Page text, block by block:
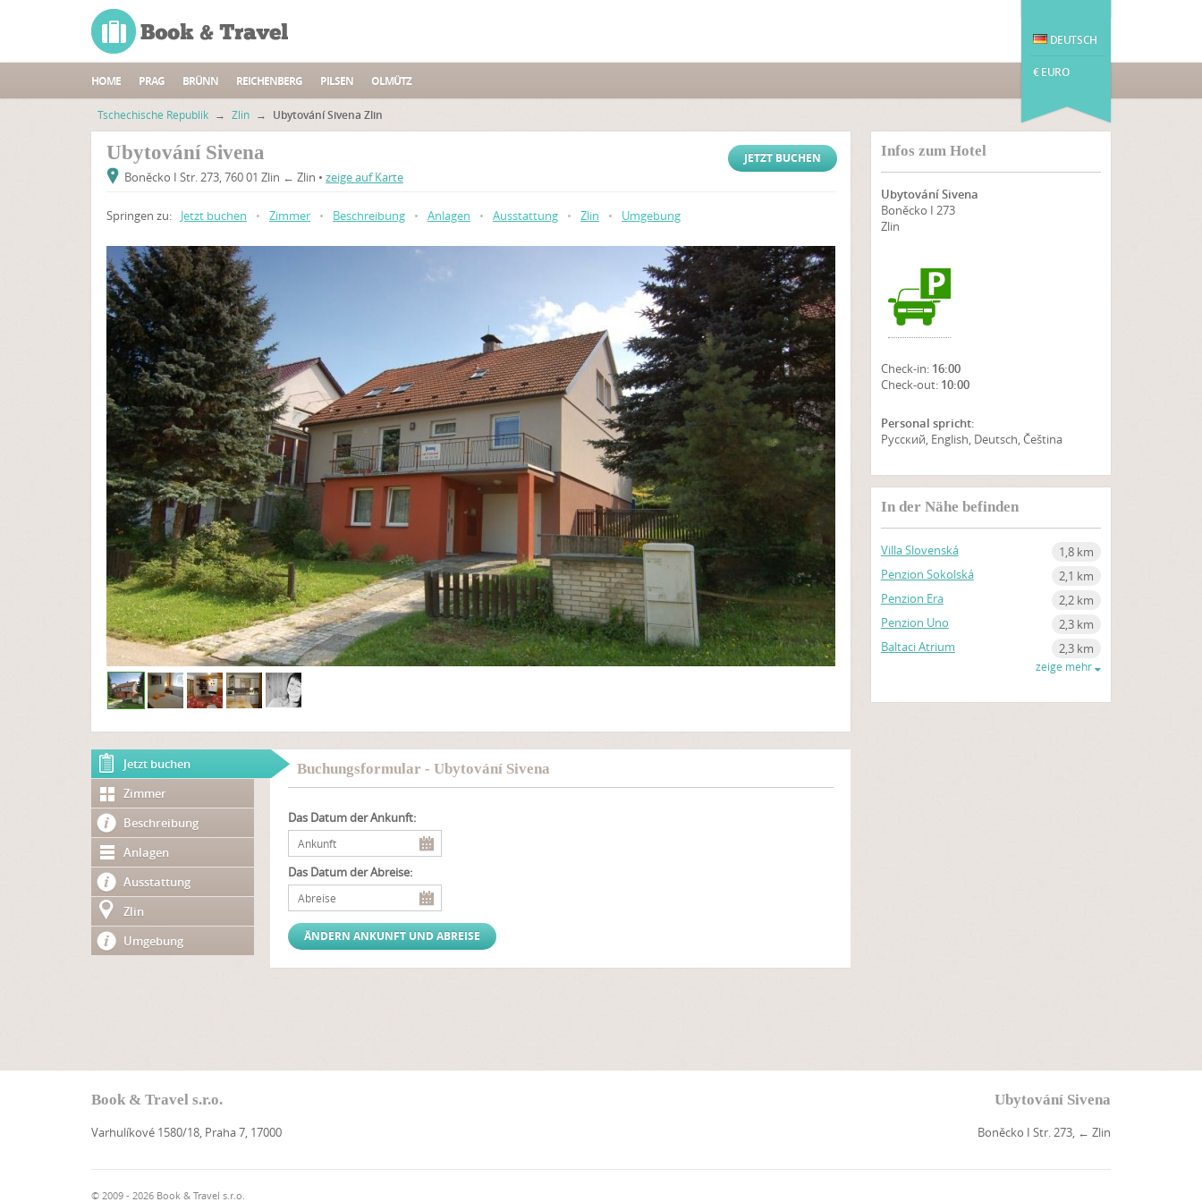
DEUTSCH
€ EURO
HOME PRAG BRÜNN REICHENBERG PILSEN OLMÜTZ
Tschechische Republik → Zlin → Ubytování Sivena Zlin
Ubytování Sivena JETZT BUCHEN
Boněcko I Str. 273, 760 01 Zlin ← Zlin • zeige auf Karte
Springen zu: Jetzt buchen • Zimmer • Beschreibung • Anlagen • Ausstattung • Zlin • Umgebung
Jetzt buchen
Zimmer
Beschreibung
Anlagen
Ausstattung
Zlin
Umgebung
Buchungsformular - Ubytování Sivena
Das Datum der Ankunft:
Das Datum der Abreise:
Infos zum Hotel
Ubytování Sivena
Boněcko I 273
Zlin
Check-in: 16:00
Check-out: 10:00
Personal spricht:
Русский, English, Deutsch, Čeština
ZEIGE AUF KARTE
In der Nähe befinden
Villa Slovenská
1,8 km
Penzion Sokolská
2,1 km
Penzion Era
2,2 km
Penzion Uno
2,3 km
Baltaci Atrium
2,3 km
zeige mehr
Book & Travel s.r.o.
Varhulíkové 1580/18, Praha 7, 17000
Ubytování Sivena
Boněcko I Str. 273, ← Zlin
© 2009 - 2026 Book & Travel s.r.o.